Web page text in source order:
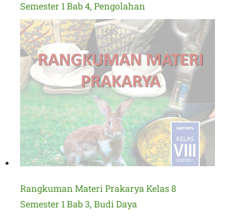
Semester 1 Bab 4, Pengolahan
Rangkuman Materi Prakarya Kelas 8
Semester 1 Bab 3, Budi Daya